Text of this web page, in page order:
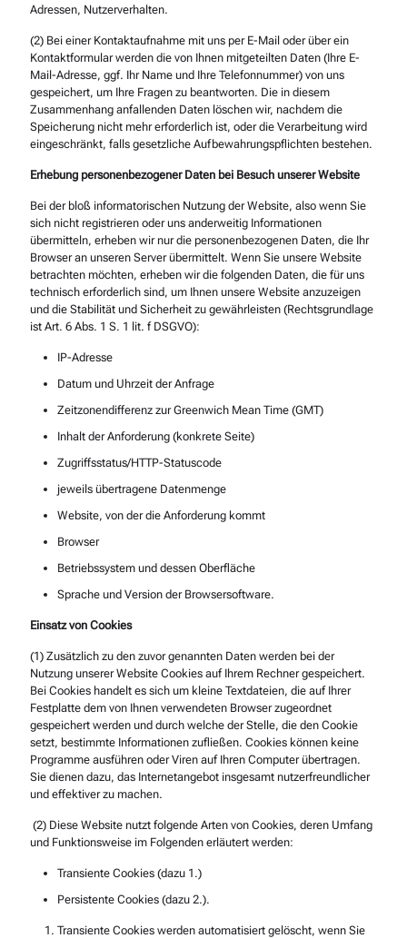
Adressen, Nutzerverhalten.
(2) Bei einer Kontaktaufnahme mit uns per E-Mail oder über ein
Kontaktformular werden die von Ihnen mitgeteilten Daten (Ihre E-
Mail-Adresse, ggf. Ihr Name und Ihre Telefonnummer) von uns
gespeichert, um Ihre Fragen zu beantworten. Die in diesem
Zusammenhang anfallenden Daten löschen wir, nachdem die
Speicherung nicht mehr erforderlich ist, oder die Verarbeitung wird
eingeschränkt, falls gesetzliche Aufbewahrungspflichten bestehen.
Erhebung personenbezogener Daten bei Besuch unserer Website
Bei der bloß informatorischen Nutzung der Website, also wenn Sie
sich nicht registrieren oder uns anderweitig Informationen
übermitteln, erheben wir nur die personenbezogenen Daten, die Ihr
Browser an unseren Server übermittelt. Wenn Sie unsere Website
betrachten möchten, erheben wir die folgenden Daten, die für uns
technisch erforderlich sind, um Ihnen unsere Website anzuzeigen
und die Stabilität und Sicherheit zu gewährleisten (Rechtsgrundlage
ist Art. 6 Abs. 1 S. 1 lit. f DSGVO):
IP-Adresse
Datum und Uhrzeit der Anfrage
Zeitzonendifferenz zur Greenwich Mean Time (GMT)
Inhalt der Anforderung (konkrete Seite)
Zugriffsstatus/HTTP-Statuscode
jeweils übertragene Datenmenge
Website, von der die Anforderung kommt
Browser
Betriebssystem und dessen Oberfläche
Sprache und Version der Browsersoftware.
Einsatz von Cookies
(1) Zusätzlich zu den zuvor genannten Daten werden bei der
Nutzung unserer Website Cookies auf Ihrem Rechner gespeichert.
Bei Cookies handelt es sich um kleine Textdateien, die auf Ihrer
Festplatte dem von Ihnen verwendeten Browser zugeordnet
gespeichert werden und durch welche der Stelle, die den Cookie
setzt, bestimmte Informationen zufließen. Cookies können keine
Programme ausführen oder Viren auf Ihren Computer übertragen.
Sie dienen dazu, das Internetangebot insgesamt nutzerfreundlicher
und effektiver zu machen.
(2) Diese Website nutzt folgende Arten von Cookies, deren Umfang
und Funktionsweise im Folgenden erläutert werden:
Transiente Cookies (dazu 1.)
Persistente Cookies (dazu 2.).
Transiente Cookies werden automatisiert gelöscht, wenn Sie